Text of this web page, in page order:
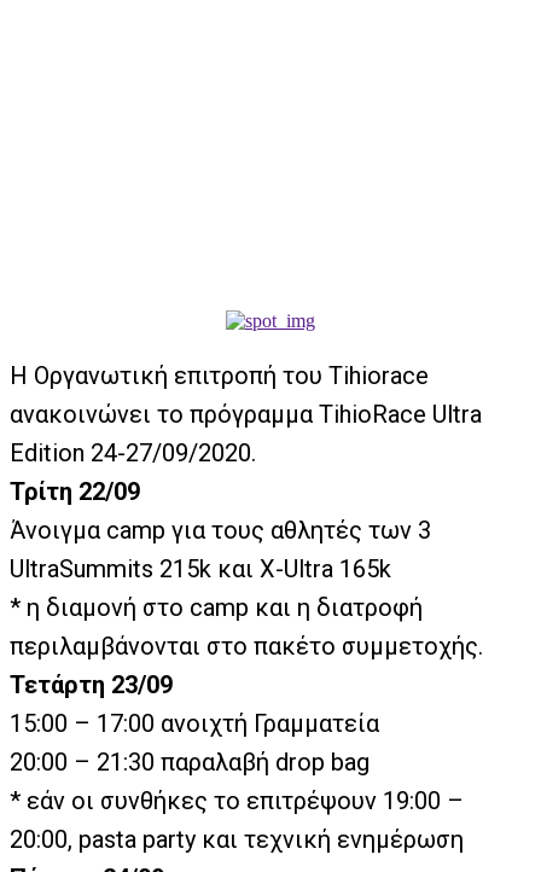
Η Οργανωτική επιτροπή του Tihiorace
ανακοινώνει το πρόγραμμα TihioRace Ultra
Edition 24-27/09/2020.
Τρίτη 22/09
Άνοιγμα camp για τους αθλητές των 3
UltraSummits 215k και X-Ultra 165k
* η διαμονή στο camp και η διατροφή
περιλαμβάνονται στο πακέτο συμμετοχής.
Τετάρτη 23/09
15:00 – 17:00 ανοιχτή Γραμματεία
20:00 – 21:30 παραλαβή drop bag
* εάν οι συνθήκες το επιτρέψουν 19:00 –
20:00, pasta party και τεχνική ενημέρωση